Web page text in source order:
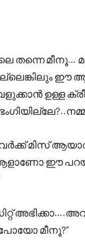
തന്നെ മീനൂ…
ഈ
ഉള്ള
മിസ്
ആളാണോ ഈ
മീനൂ?”